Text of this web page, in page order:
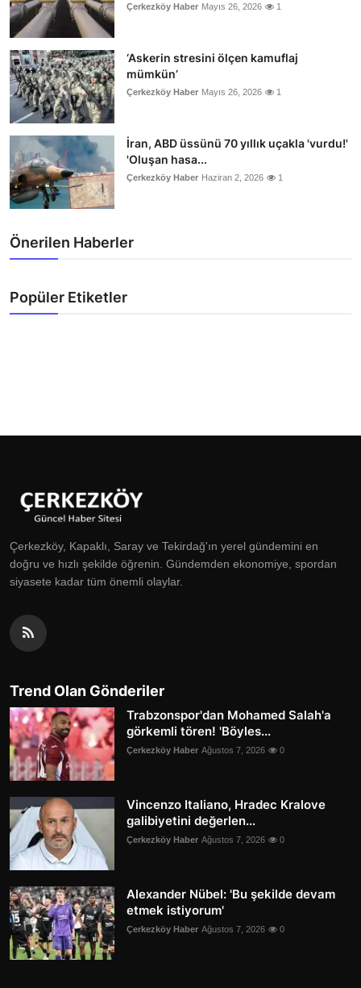
Çerkezköy Haber Mayıs 26, 2026 1
‘Askerin stresini ölçen kamuflaj
mümkün’
Çerkezköy Haber Mayıs 26, 2026 1
İran, ABD üssünü 70 yıllık uçakla 'vurdu!'
'Oluşan hasa...
Çerkezköy Haber Haziran 2, 2026 1
Önerilen Haberler
Popüler Etiketler
Çerkezköy, Kapaklı, Saray ve Tekirdağ'ın yerel gündemini en
doğru ve hızlı şekilde öğrenin. Gündemden ekonomiye, spordan
siyasete kadar tüm önemli olaylar.
Trend Olan Gönderiler
Trabzonspor'dan Mohamed Salah'a
görkemli tören! 'Böyles...
Çerkezköy Haber Ağustos 7, 2026 0
Vincenzo Italiano, Hradec Kralove
galibiyetini değerlen...
Çerkezköy Haber Ağustos 7, 2026 0
Alexander Nübel: 'Bu şekilde devam
etmek istiyorum'
Çerkezköy Haber Ağustos 7, 2026 0